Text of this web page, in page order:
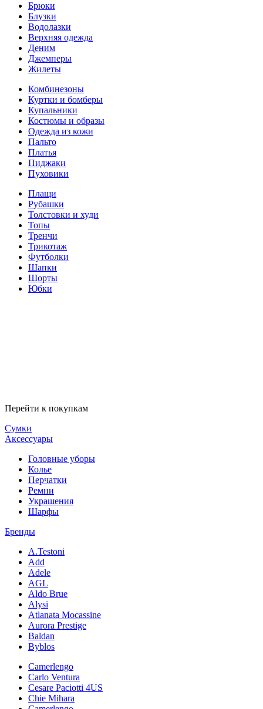
Брюки
Блузки
Водолазки
Верхняя одежда
Деним
Джемперы
Жилеты
Комбинезоны
Куртки и бомберы
Купальники
Костюмы и образы
Одежда из кожи
Пальто
Платья
Пиджаки
Пуховики
Плащи
Рубашки
Толстовки и худи
Топы
Тренчи
Трикотаж
Футболки
Шапки
Шорты
Юбки
Перейти к покупкам
Сумки
Аксессуары
Головные уборы
Колье
Перчатки
Ремни
Украшения
Шарфы
Бренды
A.Testoni
Add
Adele
AGL
Aldo Brue
Alysi
Atlanata Mocassine
Aurora Prestige
Baldan
Byblos
Camerlengo
Carlo Ventura
Cesare Paciotti 4US
Chie Mihara